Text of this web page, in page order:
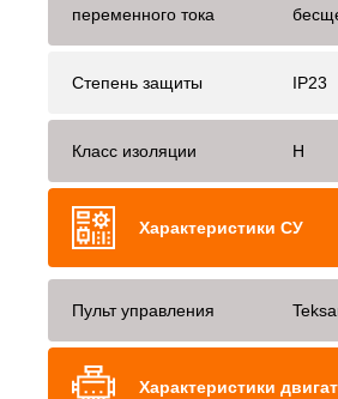
переменного тока
Степень защиты IP23
Класс изоляции H
Характеристики СУ
Пульт управления
Характеристики